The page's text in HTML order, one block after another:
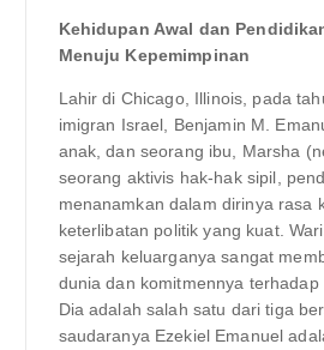
Kehidupan Awal dan
Menuju Kepemimpinan
Lahir di Chicago, Illinois, pada
imigran Israel, Benjamin M.
anak, dan seorang ibu, Marsha
seorang aktivis hak-hak sipil,
menanamkan dalam dirinya rasa
keterlibatan politik yang kuat.
sejarah keluarganya sangat
dunia dan komitmennya terhadap
Dia adalah salah satu dari tiga
saudaranya Ezekiel Emanuel